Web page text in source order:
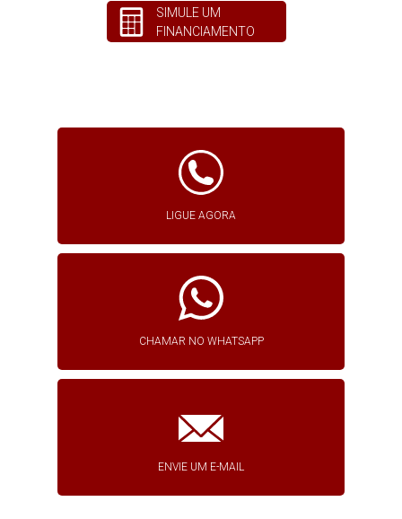
SIMULE UM
FINANCIAMENTO
LIGUE AGORA
CHAMAR NO WHATSAPP
ENVIE UM E-MAIL